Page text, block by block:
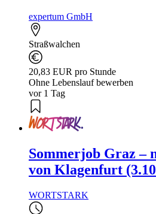
expertum GmbH
Straßwalchen
20,83 EUR pro Stunde
Ohne Lebenslauf bewerben
vor 1 Tag
Sommerjob Graz –
von Klagenfurt
WORTSTARK